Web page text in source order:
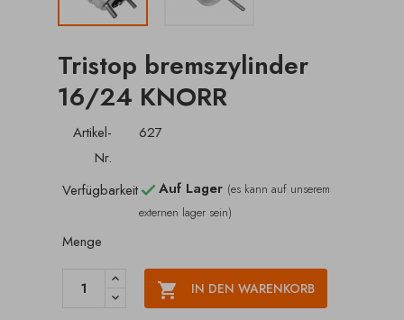
Tristop bremszylinder
16/24 KNORR
Artikel-
Nr.
627
Verfügbarkeit Auf Lager (es kann auf unserem
externen lager sein)
Menge
 IN DEN WARENKORB